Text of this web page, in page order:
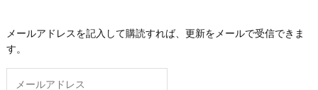
メールアドレスを記入して購読すれば、更新をメールで受信できま
す。